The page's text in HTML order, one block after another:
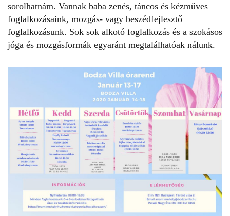
sorolhatnám. Vannak baba zenés, táncos és kézműves
foglalkozásaink, mozgás- vagy beszédfejlesztő
foglalkozásunk. Sok sok alkotó foglalkozás és a szokásos
jóga és mozgásformák egyaránt megtalálhatóak nálunk.